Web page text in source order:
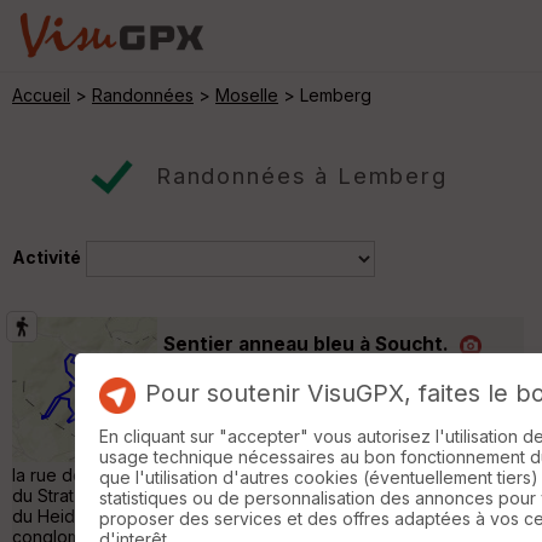
Accueil > Randonnées > Moselle > Lemberg
Randonnées à Lemberg
Activité
Sentier anneau bleu à Soucht.
Randonnée Pédestre 8 km 190 m
Sentier au sud-ouest de Soucht : très joli
point de vue sur le village depuis le haut de
la rue des Vosges ; passage à la Source du Hollert, au rocher
du Stratzelfelsen, à la borne frontière du Spitzstein et au rocher
du Heidenfelsen. Les rochers sont des affleurements de grès
congloméral. La randonnée se déroule essentiellement sous
Pour soutenir VisuGPX, faites le
En cliquant sur "accepter" vous autorisez l'utilisation
usage technique nécessaires au bon fonctionnement
que l'utilisation d'autres cookies (éventuellement
statistiques ou de personnalisation des annonces pour
proposer des services et des offres adaptées à vos